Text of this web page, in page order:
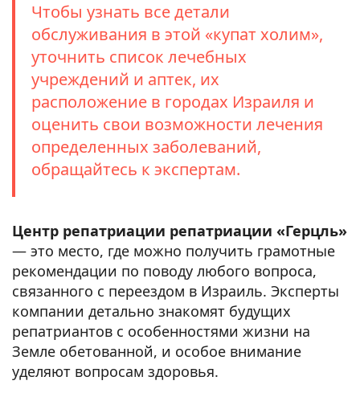
Чтобы узнать все детали
обслуживания в этой «купат холим»,
уточнить список лечебных
учреждений и аптек, их
расположение в городах Израиля и
оценить свои возможности лечения
определенных заболеваний,
обращайтесь к экспертам.
Центр репатриации репатриации «Герцль»
— это место, где можно получить грамотные
рекомендации по поводу любого вопроса,
связанного с переездом в Израиль. Эксперты
компании детально знакомят будущих
репатриантов с особенностями жизни на
Земле обетованной, и особое внимание
уделяют вопросам здоровья.